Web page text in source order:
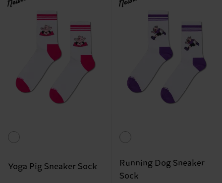
Yoga Pig Sneaker Sock
Running Dog Sneaker
Sock